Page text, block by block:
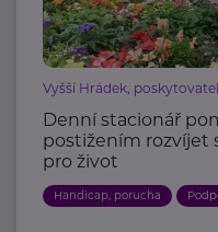
Vyšší Hrádek,
Denní stacionář
postižením rozvíjet
pro život
Handicap, porucha